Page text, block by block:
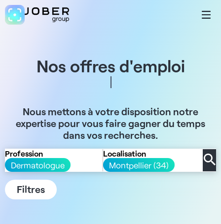
Nos offres d'emploi
Nous mettons à votre disposition notre
expertise pour vous faire gagner du temps
dans vos recherches.
Profession
Dermatologue
Localisation
Montpellier (34)
Filtres